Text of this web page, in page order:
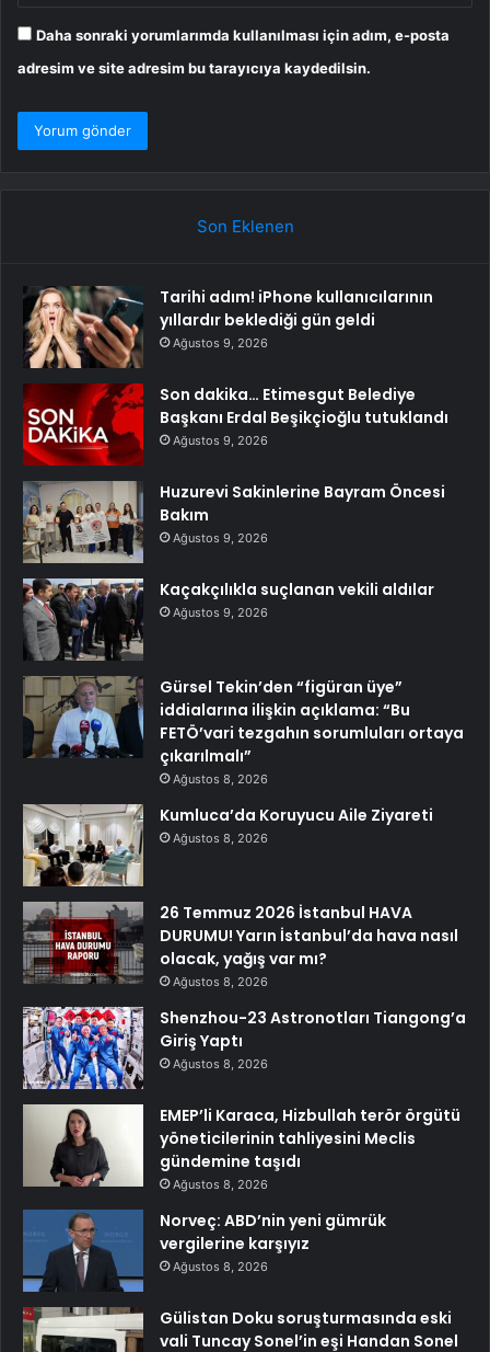
Daha sonraki yorumlarımda kullanılması için adım, e-posta
adresim ve site adresim bu tarayıcıya kaydedilsin.
Son Eklenen
Tarihi adım! iPhone kullanıcılarının
yıllardır beklediği gün geldi
Ağustos 9, 2026
Son dakika… Etimesgut Belediye
Başkanı Erdal Beşikçioğlu tutuklandı
Ağustos 9, 2026
Huzurevi Sakinlerine Bayram Öncesi
Bakım
Ağustos 9, 2026
Kaçakçılıkla suçlanan vekili aldılar
Ağustos 9, 2026
Gürsel Tekin’den “figüran üye”
iddialarına ilişkin açıklama: “Bu
FETÖ’vari tezgahın sorumluları ortaya
çıkarılmalı”
Ağustos 8, 2026
Kumluca’da Koruyucu Aile Ziyareti
Ağustos 8, 2026
26 Temmuz 2026 İstanbul HAVA
DURUMU! Yarın İstanbul’da hava nasıl
olacak, yağış var mı?
Ağustos 8, 2026
Shenzhou-23 Astronotları Tiangong’a
Giriş Yaptı
Ağustos 8, 2026
EMEP’li Karaca, Hizbullah terör örgütü
yöneticilerinin tahliyesini Meclis
gündemine taşıdı
Ağustos 8, 2026
Norveç: ABD’nin yeni gümrük
vergilerine karşıyız
Ağustos 8, 2026
Gülistan Doku soruşturmasında eski
vali Tuncay Sonel’in eşi Handan Sonel